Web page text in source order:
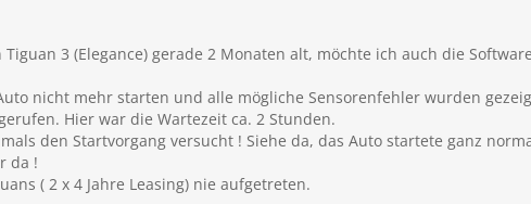
3 (Elegance) gerade 2 Monaten alt, möchte ich auch die
nicht mehr starten und alle mögliche Sensorenfehler wurden
Hier war die Wartezeit ca. 2 Stunden.
den Startvorgang versucht ! Siehe da, das Auto startete ganz
da !
( 2 x 4 Jahre Leasing) nie aufgetreten.